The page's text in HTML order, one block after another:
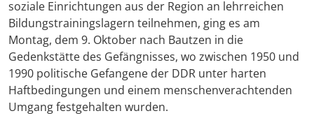
soziale Einrichtungen aus der Region an lehrreichen
Bildungstrainingslagern teilnehmen, ging es am
Montag, dem 9. Oktober nach Bautzen in die
Gedenkstätte des Gefängnisses, wo zwischen 1950 und
1990 politische Gefangene der DDR unter harten
Haftbedingungen und einem menschenverachtenden
Umgang festgehalten wurden.